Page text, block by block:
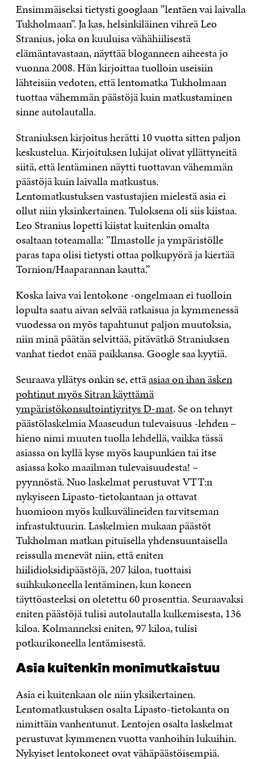
Ensimmäiseksi tietysti googlaan ”lentäen vai laivalla
Tukholmaan”. Ja kas, helsinkiläinen vihreä Leo
Stranius, joka on kuuluisa vähähiilisestä
elämäntavastaan, näyttää bloganneen aiheesta jo
vuonna 2008. Hän kirjoittaa tuolloin useisiin
lähteisiin vedoten, että lentomatka Tukholmaan
tuottaa vähemmän päästöjä kuin matkustaminen
sinne autolautalla.
Straniuksen kirjoitus herätti 10 vuotta sitten paljon
keskustelua. Kirjoituksen lukijat olivat yllättyneitä
siitä, että lentäminen näytti tuottavan vähemmän
päästöjä kuin laivalla matkustus.
Lentomatkustuksen vastustajien mielestä asia ei
ollut niin yksinkertainen. Tuloksena oli siis kiistaa.
Leo Stranius lopetti kiistat kuitenkin omalta
osaltaan toteamalla: ”Ilmastolle ja ympäristölle
paras tapa olisi tietysti ottaa polkupyörä ja kiertää
Tornion/Haaparannan kautta.”
Koska laiva vai lentokone -ongelmaan ei tuolloin
lopulta saatu aivan selvää ratkaisua ja kymmenessä
vuodessa on myös tapahtunut paljon muutoksia,
niin minä päätän selvittää, pitävätkö Straniuksen
vanhat tiedot enää paikkansa. Google saa kyytiä.
Seuraava yllätys onkin se, ettäasiaa on ihan äsken
pohtinut myös Sitran käyttämä
ympäristökonsultointiyritys D-mat. Se on tehnyt
päästölaskelmia Maaseudun tulevaisuus -lehden –
hieno nimi muuten tuolla lehdellä, vaikka tässä
asiassa on kyllä kyse myös kaupunkien tai itse
asiassa koko maailman tulevaisuudesta! –
pyynnöstä. Nuo laskelmat perustuvat VTT:n
nykyiseen Lipasto-tietokantaan ja ottavat
huomioon myös kulkuvälineiden tarvitseman
infrastuktuurin. Laskelmien mukaan päästöt
Tukholman matkan pituisella yhdensuuntaisella
reissulla menevät niin, että eniten
hiilidioksidipäästöjä, 207 kiloa, tuottaisi
suihkukoneella lentäminen, kun koneen
täyttöasteeksi on oletettu 60 prosenttia. Seuraavaksi
eniten päästöjä tulisi autolautalla kulkemisesta, 136
kiloa. Kolmanneksi eniten, 97 kiloa, tulisi
potkurikoneella lentämisestä.
Asia kuitenkin monimutkaistuu
Asia ei kuitenkaan ole niin yksikertainen.
Lentomatkustuksen osalta Lipasto-tietokanta on
nimittäin vanhentunut. Lentojen osalta laskelmat
perustuvat kymmenen vuotta vanhoihin lukuihin.
Nykyiset lentokoneet ovat vähäpäästöisempiä.